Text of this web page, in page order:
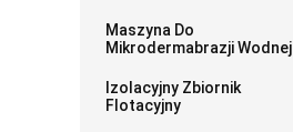
Maszyna Do
Mikrodermabrazji Wodnej
Izolacyjny Zbiornik
Flotacyjny